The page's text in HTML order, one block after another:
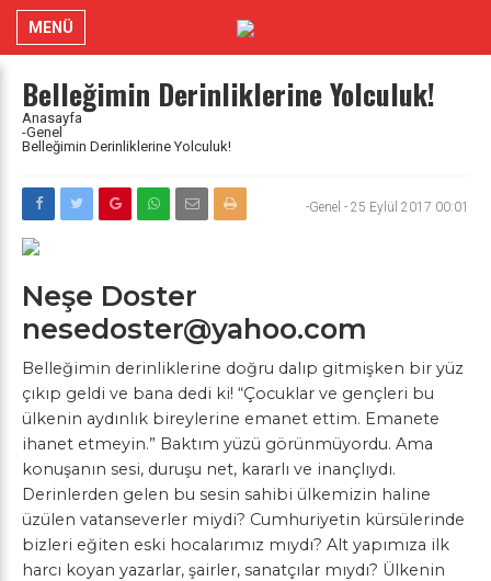
MENÜ
Belleğimin Derinliklerine Yolculuk!
Anasayfa
-Genel
Belleğimin Derinliklerine Yolculuk!
-Genel - 25 Eylül 2017 00:01
Neşe Doster
nesedoster@yahoo.com
Belleğimin derinliklerine doğru dalıp gitmişken bir yüz
çıkıp geldi ve bana dedi ki! “Çocuklar ve gençleri bu
ülkenin aydınlık bireylerine emanet ettim. Emanete
ihanet etmeyin.” Baktım yüzü görünmüyordu. Ama
konuşanın sesi, duruşu net, kararlı ve inançlıydı.
Derinlerden gelen bu sesin sahibi ülkemizin haline
üzülen vatanseverler miydi? Cumhuriyetin kürsülerinde
bizleri eğiten eski hocalarımız mıydı? Alt yapımıza ilk
harcı koyan yazarlar, şairler, sanatçılar mıydı? Ülkenin